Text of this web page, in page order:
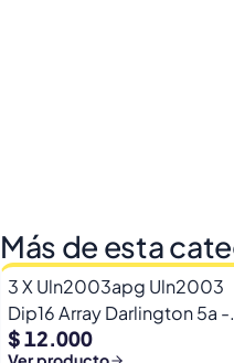
Más de esta
3 X Uln2003apg Uln2003
Dip16 Array Darlington 5a -
50v
$ 12.000